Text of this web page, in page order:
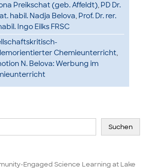
Preikschat (geb. Affeldt), PD Dr.
habil. Nadja Belova, Prof. Dr. rer.
Ingo Eilks FRSC
Chemieunterricht,
N. Belova: Werbung im
Suchen
Engaged Science Learning at Lake